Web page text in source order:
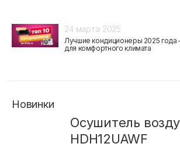
24 марта 2025
Лучшие кондиционеры 2025
для комфортного климата
Новинки
Осушитель
HDH12UAWF